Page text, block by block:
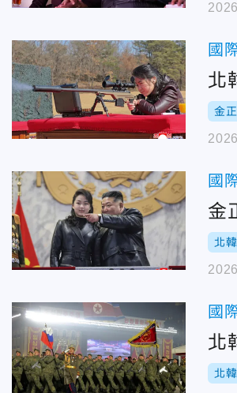
國
北
金
國
金
北韓
國
北
北韓